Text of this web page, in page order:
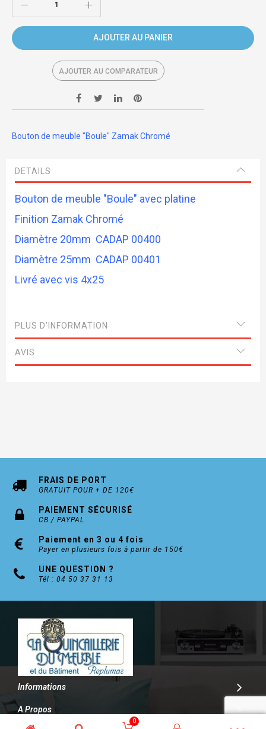
AJOUTER AU PANIER
AJOUTER AU COMPARATEUR
Bouton de meuble "Boule" Zamak Chromé
DETAILS
Bouton de meuble "Boule" avec platine
Finition Zamak Chromé
Diamètre 20mm CADAP 00400
Diamètre 25mm CADAP 00401
Livré avec vis 4x25
PLUS D’INFORMATION
AVIS
FRAIS DE PORT
GRATUIT POUR + DE 120€
PAIEMENT SÉCURISÉ
CB / PAYPAL
Paiement en 3 ou 4 fois
Payer en plusieurs fois à partir de 150€
UNE QUESTION ?
Tél : 04 50 37 31 13
Informations
A Propos
0